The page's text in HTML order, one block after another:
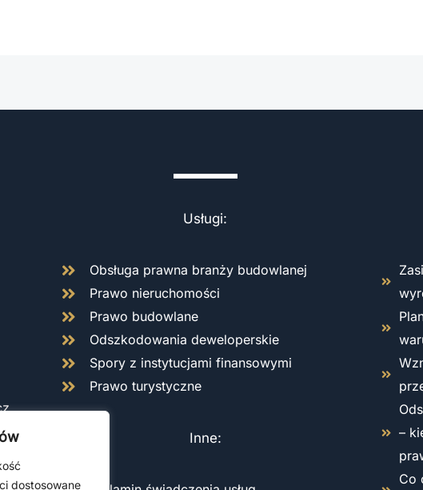
dostosowane
Usługi:
Obsługa prawna branży budowlanej
Prawo nieruchomości
Prawo budowlane
Odszkodowania deweloperskie
Spory z instytucjami finansowymi
Prawo turystyczne
Inne:
–
Co